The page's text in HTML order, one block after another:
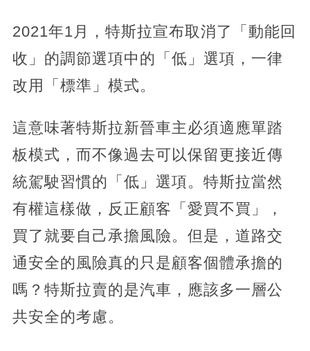
2021年1月，特斯拉宣布取消了「動能回
收」的調節選項中的「低」選項，一律
改用「標準」模式。
這意味著特斯拉新晉車主必須適應單踏
板模式，而不像過去可以保留更接近傳
統駕駛習慣的「低」選項。特斯拉當然
有權這樣做，反正顧客「愛買不買」，
買了就要自己承擔風險。但是，道路交
通安全的風險真的只是顧客個體承擔的
嗎？特斯拉賣的是汽車，應該多一層公
共安全的考慮。